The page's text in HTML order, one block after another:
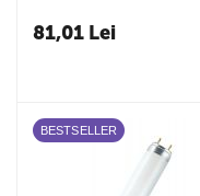
81,01 Lei
BESTSELLER